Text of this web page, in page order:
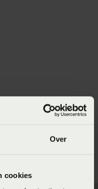
Over
cookies